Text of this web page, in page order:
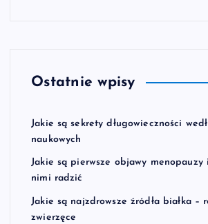
Ostatnie wpisy
Jakie są sekrety długowieczności
naukowych
Jakie są pierwsze objawy
nimi radzić
Jakie są najzdrowsze źródła białka –
zwierzęce